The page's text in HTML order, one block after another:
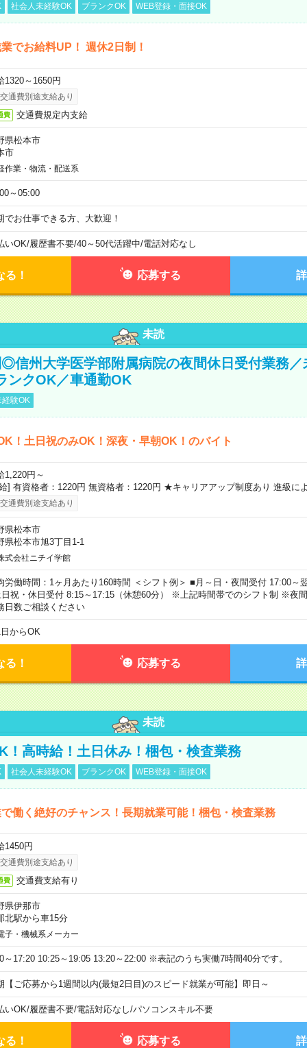
社会人未経験OK ブランクOK WEB登録・面接OK
でお給料UP！ 週休2日制！
1320～1650円
交通費別途支給あり
費 交通費規定内支給
県松本市
市
作業・物流・配送系
～05:00
でお仕事できる方、大歓迎！
いOK/履歴書不要/40～50代活躍中/電話対応なし
る！ 応募する
未読
信州大学医学部附属病院の夜間休日受付業務／
ンクOK／車通勤OK
験OK
！土日祝のみOK！深夜・早朝OK！のバイト
1,220円～
] 有資格者：1220円 無資格者：1220円 ★キャリアアップ制度あり 進級に
交通費別途支給あり
県松本市
県松本市旭3丁目1-1
式会社ニチイ学館
労働時間：1ヶ月あたり160時間 ＜シフト例＞ ■月～日・夜間受付 17:00～
祝・休日受付 8:15～17:15（休憩60分） ※上記時間帯でのシフト制 ※夜
日数ご相談ください
からOK
る！ 応募する
未読
！高時給！土日休み！梱包・検査業務
社会人未経験OK ブランクOK WEB登録・面接OK
働く絶好のチャンス！長期就業可能！梱包・検査業務
1450円
交通費別途支給あり
費 交通費支給有り
県伊那市
北駅から車15分
子・機械系メーカー
～17:20 10:25～19:05 13:20～22:00 ※表記のうち実働7時間40分です。
【ご応募から1週間以内(最短2日目)のスピード就業が可能】即日～
いOK/履歴書不要/電話対応なし/パソコンスキル不要
る！ 応募する